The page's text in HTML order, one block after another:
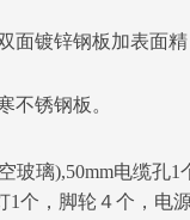
面镀锌钢板加表面精
锈钢板。
玻璃),50mm电缆孔1
1个，脚轮４个，电